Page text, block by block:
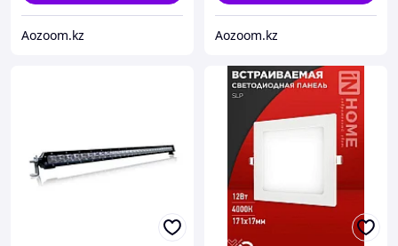
Aozoom.kz Aozoom.kz